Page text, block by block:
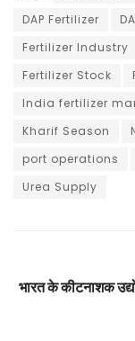
DAP Fertilizer
Fertilizer Industry
Fertilizer Stock
India fertilizer
Kharif Season
port operations
Urea Supply
भारत के कीटनाशक